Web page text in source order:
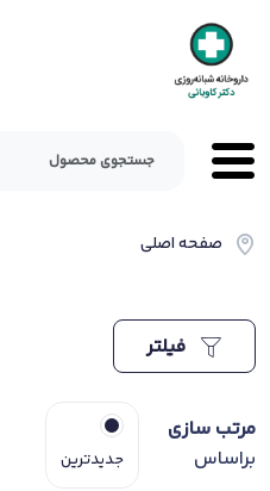
صفحه اصلی
مرتب سازی
براساس
جدیدترین